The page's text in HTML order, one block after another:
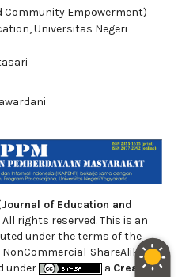
Community Empowerment)
Universitas Negeri
of Education and
All rights reserved. This is an
under the terms of the
ShareAlike 4.0
under
a Creative